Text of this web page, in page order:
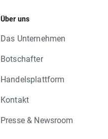
Über uns
Das Unternehmen
Botschafter
Handelsplattform
Kontakt
Presse & Newsroom